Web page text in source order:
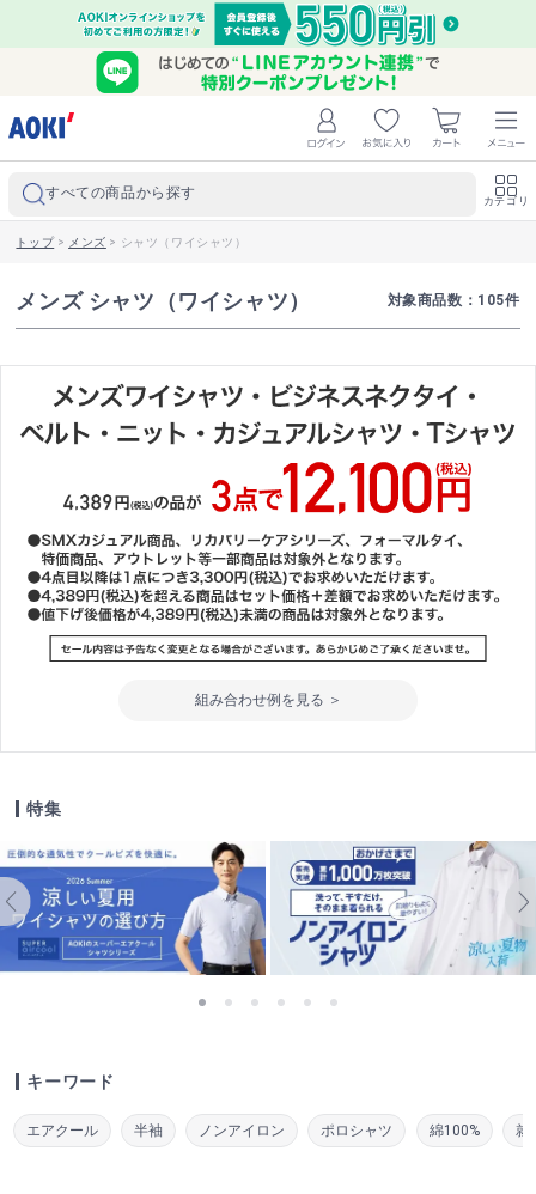
すべての商品から探す カテゴリ
トップ> メンズ > シャツ（ワイシャツ）
メンズ シャツ（ワイシャツ） 対象商品数： 105件
組み合わせ例を見る ＞
特集
キーワード
エアクール 半袖 ノンアイロン ポロシャツ 綿100% 就